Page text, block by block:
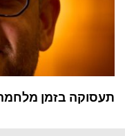
תעסוקה בזמן